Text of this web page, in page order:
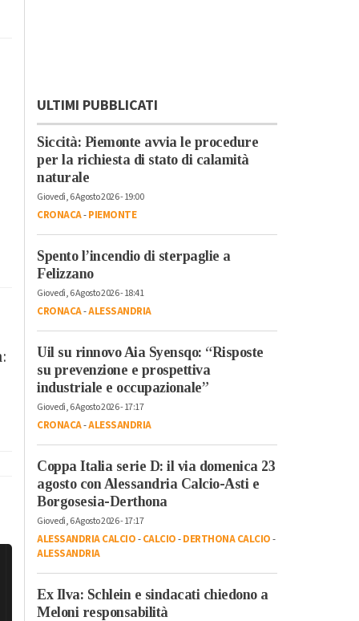
ULTIMI PUBBLICATI
Siccità: Piemonte avvia le procedure
per la richiesta di stato di calamità
naturale
Giovedì, 6 Agosto 2026 - 19:00
CRONACA-PIEMONTE
Spento l’incendio di sterpaglie a
Felizzano
Giovedì, 6 Agosto 2026 - 18:41
CRONACA-ALESSANDRIA
Uil su rinnovo Aia Syensqo: “Risposte
su prevenzione e prospettiva
industriale e occupazionale”
Giovedì, 6 Agosto 2026 - 17:17
CRONACA-ALESSANDRIA
Coppa Italia serie D: il via domenica 23
agosto con Alessandria Calcio-Asti e
Borgosesia-Derthona
Giovedì, 6 Agosto 2026 - 17:17
ALESSANDRIA CALCIO-CALCIO-DERTHONA CALCIO-
ALESSANDRIA
Ex Ilva: Schlein e sindacati chiedono a
Meloni responsabilità